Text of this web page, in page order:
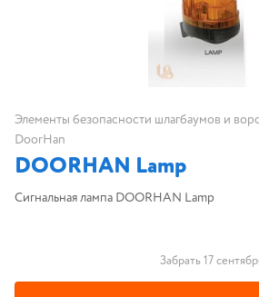
Элементы безопасности шлагбаумов и
DoorHan
DOORHAN Lamp
Сигнальная лампа DOORHAN Lamp
Забрать 17